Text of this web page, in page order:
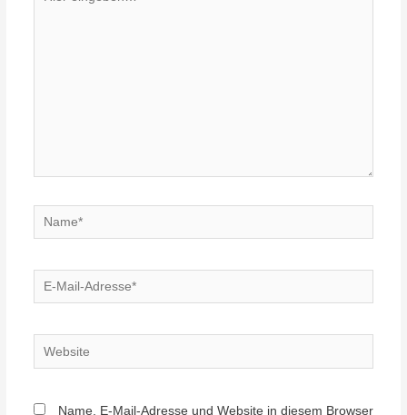
eingeben…
Name*
E-
Mail-
Website
Name, E-Mail-Adresse und Website in diesem Browser